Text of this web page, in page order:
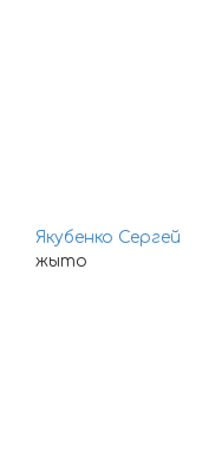
Якубенко Сергей
жыто